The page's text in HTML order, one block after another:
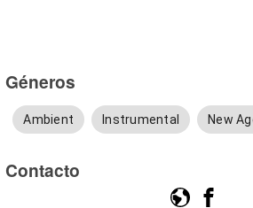
Géneros
Ambient Instrumental New
Contacto